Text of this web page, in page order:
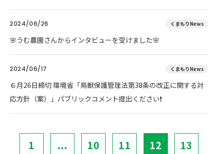
2024/06/26 くまもりNews
🌸うむ農園さんからインタビューを受けました🌸
2024/06/17 くまもりNews
６月26日締切 環境省「鳥獣保護管理法第38条の改正に関する対
応方針（案）」パブリックコメント提出ください❗
1 ... 10 11 12 13